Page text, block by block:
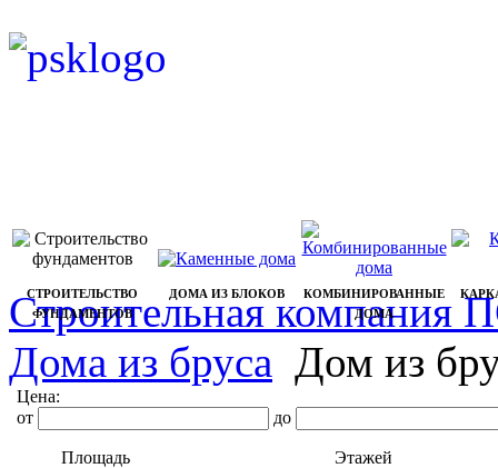
СТРОИТЕЛЬСТВО
ФУНДАМЕНТОВ
ДОМА ИЗ БЛОКОВ
КОМБИНИРОВАННЫЕ
ДОМА
Строительная компания
Дома из бруса Дом из
Цена:
от
до
Площадь
Этажей